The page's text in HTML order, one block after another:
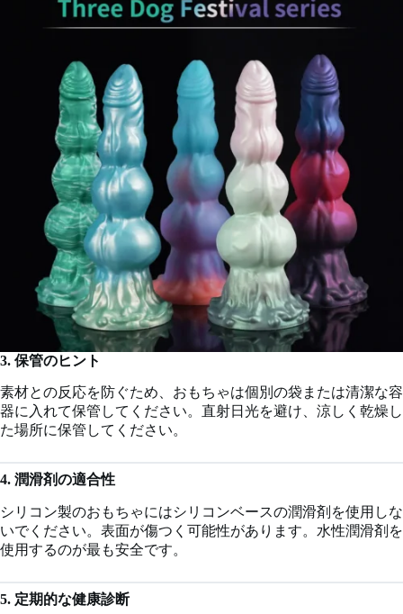
3. 保管のヒント
素材との反応を防ぐため、おもちゃは個別の袋または清潔な容
器に入れて保管してください。直射日光を避け、涼しく乾燥し
た場所に保管してください。
4. 潤滑剤の適合性
シリコン製のおもちゃにはシリコンベースの潤滑剤を使用しな
いでください。表面が傷つく可能性があります。水性潤滑剤を
使用するのが最も安全です。
5. 定期的な健康診断